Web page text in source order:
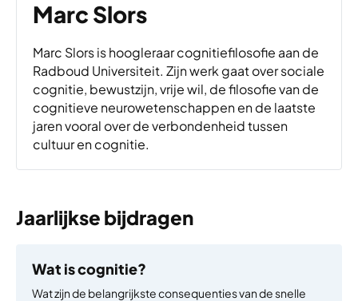
Marc Slors
Marc Slors is hoogleraar cognitiefilosofie aan de
Radboud Universiteit. Zijn werk gaat over sociale
cognitie, bewustzijn, vrije wil, de filosofie van de
cognitieve neurowetenschappen en de laatste
jaren vooral over de verbondenheid tussen
cultuur en cognitie.
Jaarlijkse bijdragen
Wat is cognitie?
Wat zijn de belangrijkste consequenties van de snelle